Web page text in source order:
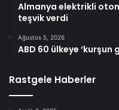
Almanya elektrikli
teşvik verdi
Ağustos 5, 2026
ABD 60 ülkeye
Rastgele Haberler